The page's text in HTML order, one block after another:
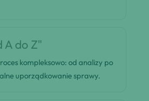
A do Z"
kompleksowo: od analizy po
uporządkowanie sprawy.